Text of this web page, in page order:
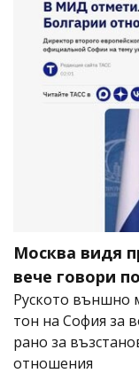
Москва видя
вече говори
Руското външно
тон на София за
рано за
отношения